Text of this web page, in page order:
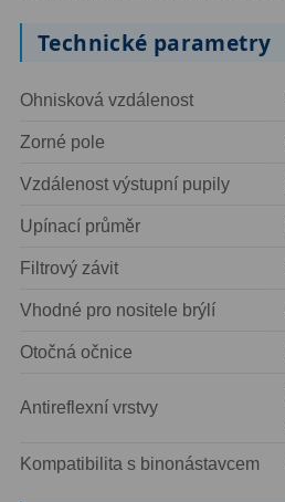
Amici hranoly 90°
Planetární kamery
Deep-Sky kamery28
Guiding kamery
T-kroužky16
Adaptéry projekční11
Adaptéry M4833
Filtry L-RGB 7
Technické parametry
Ohnisková vzdálenost
Zorné pole
Vzdálenost výstupní pupily
Upínací průměr
Filtrový závit
Vhodné pro nositele brýlí
Otočná očnice
Antireflexní vrstvy
Kompatibilita s binonástavcem